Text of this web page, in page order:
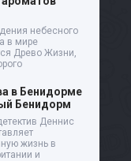
небесного
в мире
Древо Жизни,
в Бенидорме
Бенидорм
Деннис
жизнь в
и